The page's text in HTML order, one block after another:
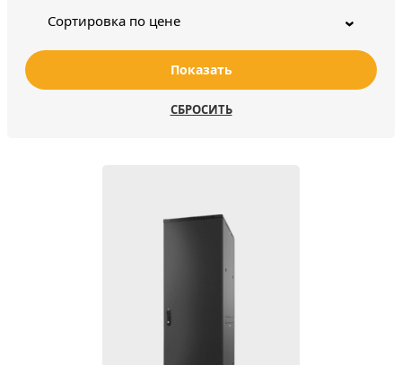
Сортировка по цене ›
Показать
СБРОСИТЬ